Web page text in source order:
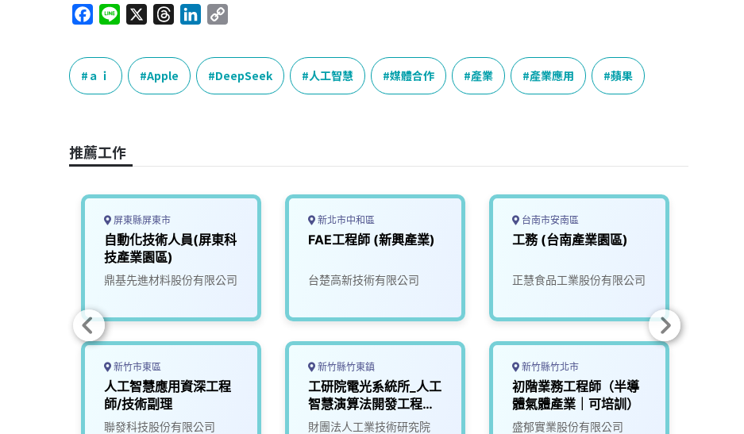
c
e
b
k
e
r
e
a
n
e
p
y
L
ａｉ Apple DeepSeek 人工智慧 媒體合作 產業 產業應用 蘋果
推薦工作
屏東縣屏東市
自動化技術人員(屏東科
技產業園區)
鼎基先進材料股份有限公司
新竹市東區
人工智慧應用資深工程
師/技術副理
聯發科技股份有限公司
新北市中和區
FAE工程師 (新興產業)
台楚高新技術有限公司
新竹縣竹東鎮
工研院電光系統所_人工
智慧演算法開發工程師
(T200/T300/T400/T
財團法人工業技術研究院
台南市安南區
工務 (台南產業園區)
正慧食品工業股份有限公司
新竹縣竹北市
初階業務工程師（半導
體氣體產業｜可培訓）
盛郁實業股份有限公司